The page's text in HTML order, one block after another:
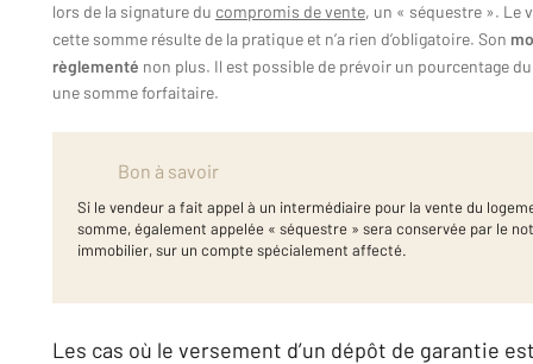
lors de la signature du compromis de vente, un « séquestre ». Le
cette somme résulte de la pratique et n’a rien d’obligatoire. Son
règlementé non plus. Il est possible de prévoir un pourcentage
une somme forfaitaire.
Bon à savoir
Si le vendeur a fait appel à un intermédiaire pour la vente du
somme, également appelée « séquestre » sera conservée par le
immobilier, sur un compte spécialement affecté.
Les cas où le versement d’un dépôt de garantie